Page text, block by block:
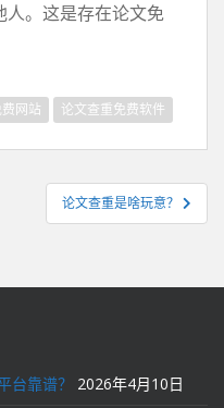
人。这是存在论文免
网站 论文查重免费软件
论文查重是啥玩意？
台靠谱？ 2026年4月10日